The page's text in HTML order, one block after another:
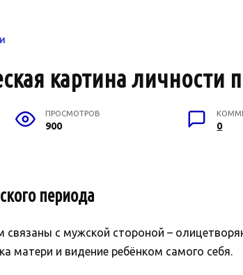
картина
ПРОСМОТРОВ
900 0
периода
с мужской стороной –
матери и видение ребёнком самого себя.